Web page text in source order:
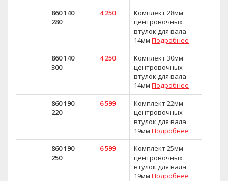
860 140
280
4 250
Комплект 28мм
центровочных
втулок для вала
14мм Подробнее
860 140
300
4 250
Комплект 30мм
центровочных
втулок для вала
14мм Подробнее
860 190
220
6 599
Комплект 22мм
центровочных
втулок для вала
19мм Подробнее
860 190
250
6 599
Комплект 25мм
центровочных
втулок для вала
19мм Подробнее